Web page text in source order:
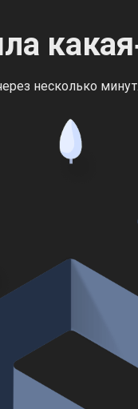
несколько минут.